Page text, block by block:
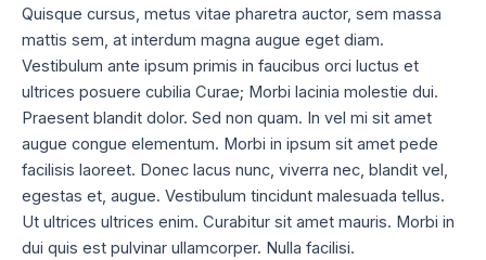
Quisque cursus, metus vitae pharetra auctor, sem massa
mattis sem, at interdum magna augue eget diam.
Vestibulum ante ipsum primis in faucibus orci luctus et
ultrices posuere cubilia Curae; Morbi lacinia molestie dui.
Praesent blandit dolor. Sed non quam. In vel mi sit amet
augue congue elementum. Morbi in ipsum sit amet pede
facilisis laoreet. Donec lacus nunc, viverra nec, blandit vel,
egestas et, augue. Vestibulum tincidunt malesuada tellus.
Ut ultrices ultrices enim. Curabitur sit amet mauris. Morbi in
dui quis est pulvinar ullamcorper. Nulla facilisi.